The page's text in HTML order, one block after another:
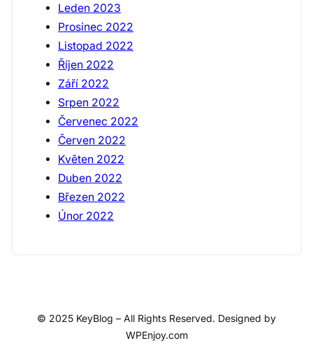
Leden 2023
Prosinec 2022
Listopad 2022
Říjen 2022
Září 2022
Srpen 2022
Červenec 2022
Červen 2022
Květen 2022
Duben 2022
Březen 2022
Únor 2022
© 2025 KeyBlog – All Rights Reserved. Designed by
WPEnjoy.com